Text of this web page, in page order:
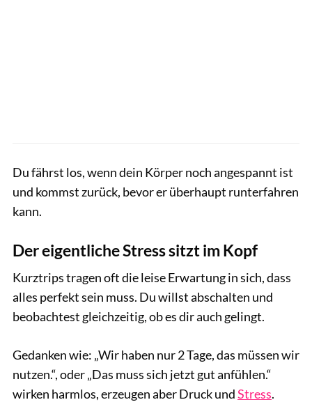
Du fährst los, wenn dein Körper noch angespannt ist
und kommst zurück, bevor er überhaupt runterfahren
kann.
Der eigentliche Stress sitzt im Kopf
Kurztrips tragen oft die leise Erwartung in sich, dass
alles perfekt sein muss. Du willst abschalten und
beobachtest gleichzeitig, ob es dir auch gelingt.
Gedanken wie: „Wir haben nur 2 Tage, das müssen wir
nutzen.“, oder „Das muss sich jetzt gut anfühlen.“
wirken harmlos, erzeugen aber Druck undStress.